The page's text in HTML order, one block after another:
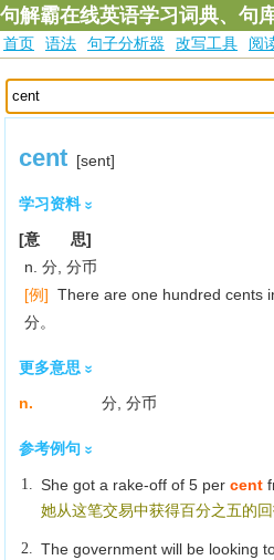
句解霸在线英语学习词典、句
首页 语法 句子分析器 改写工具 阅
cent [sent]
学习资料
[意 思]
n. 分, 分币
[例] There are one hundred cents
分。
更多意思
n. 分, 分币
参考例句
1. She got a rake-off of 5 per cent
她从这笔交易中获得百分之五的回
2. The government will be looking